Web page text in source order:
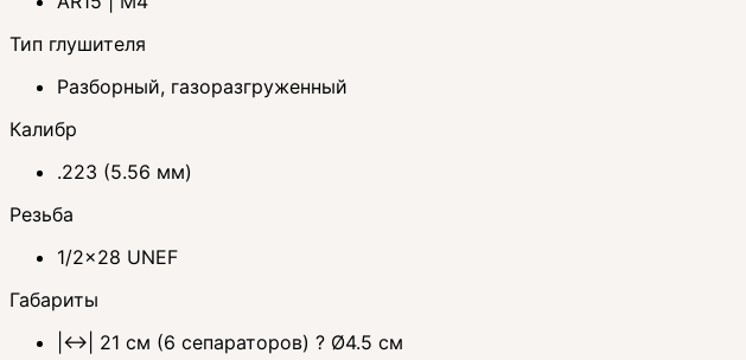
Тип глушителя
Разборный, газоразгруженный
Калибр
.223 (5.56 мм)
Резьба
1/2x28 UNEF
Габариты
|↔| 21 см (6 сепараторов) ? Ø4.5 см